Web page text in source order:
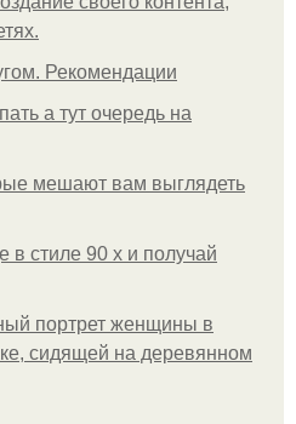
Рекомендации
а тут очередь на
мешают вам выглядеть
в стиле 90 х и получай
портрет женщины в
сидящей на деревянном